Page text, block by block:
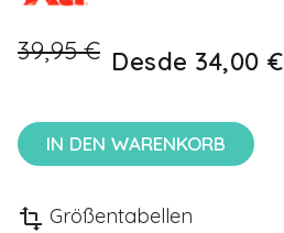
39,95 € Desde 34,00 €
IN DEN WARENKORB
transform Größentabellen